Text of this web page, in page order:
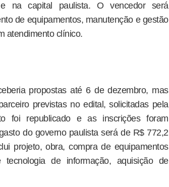
na capital paulista. O vencedor será
de equipamentos, manutenção e gestão
atendimento clínico.
propostas até 6 de dezembro, mas
previstas no edital, solicitadas pela
foi republicado e as inscrições foram
do governo paulista será de R$ 772,2
projeto, obra, compra de equipamentos
de informação, aquisição de